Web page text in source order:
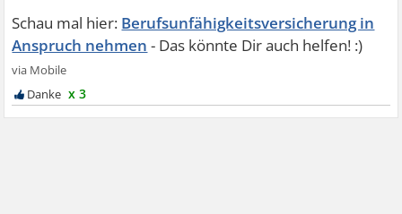
Berufsunfähigkeitsversicherung in
Anspruch nehmen
x 3